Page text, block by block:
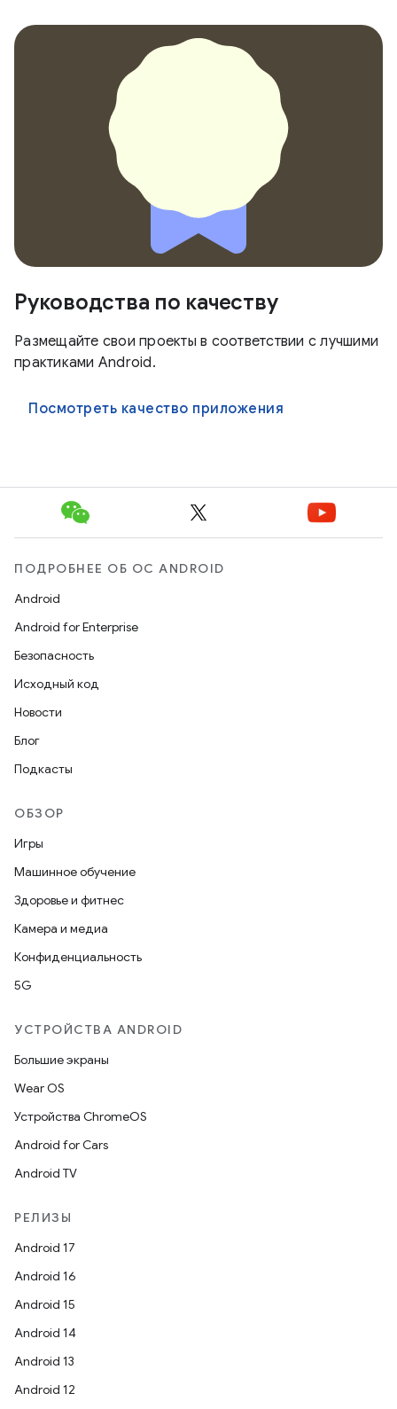
Руководства по качеству
Размещайте свои проекты в соответствии с лучшими
практиками Android.
Посмотреть качество приложения
ПОДРОБНЕЕ ОБ ОС ANDROID
Android
Android for Enterprise
Безопасность
Исходный код
Новости
Блог
Подкасты
ОБЗОР
Игры
Машинное обучение
Здоровье и фитнес
Камера и медиа
Конфиденциальность
5G
УСТРОЙСТВА ANDROID
Большие экраны
Wear OS
Устройства ChromeOS
Android for Cars
Android TV
РЕЛИЗЫ
Android 17
Android 16
Android 15
Android 14
Android 13
Android 12